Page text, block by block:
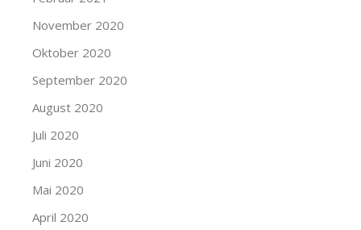
November 2020
Oktober 2020
September 2020
August 2020
Juli 2020
Juni 2020
Mai 2020
April 2020